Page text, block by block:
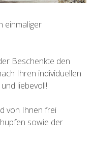
einmaliger
Beschenkte den
Ihren individuellen
liebevoll!
von Ihnen frei
sowie der